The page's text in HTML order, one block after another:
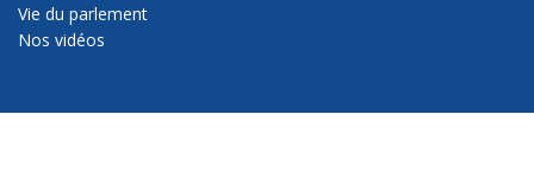
Vie du parlement
Nos vidéos